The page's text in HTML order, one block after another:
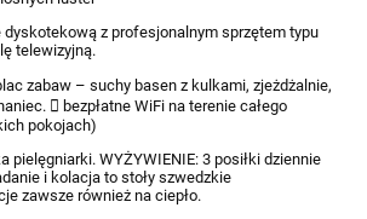
z profesjonalnym sprzętem typu
telewizyjną.
zabaw – suchy basen z kulkami, zjeżdżalnie,
 bezpłatne WiFi na terenie całego
pokojach)
pielęgniarki. WYŻYWIENIE: 3 posiłki dziennie
i kolacja to stoły szwedzkie
zawsze również na ciepło.